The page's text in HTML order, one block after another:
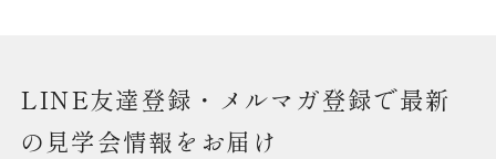
LINE友達登録・メルマガ登録で最新
の見学会情報をお届け